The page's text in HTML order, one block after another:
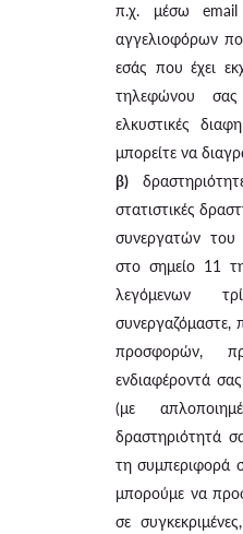
π.χ. μέσω
αγγελιοφόρων
εσάς που έχει
τηλεφώνου
ελκυστικές
μπορείτε να
β)
στατιστικές
συνεργατών
στο σημείο 11
λεγόμενων
συνεργαζόμαστε,
προσφορών,
ενδιαφέροντά
(με
δραστηριότητά
τη συμπεριφορά
μπορούμε να
σε